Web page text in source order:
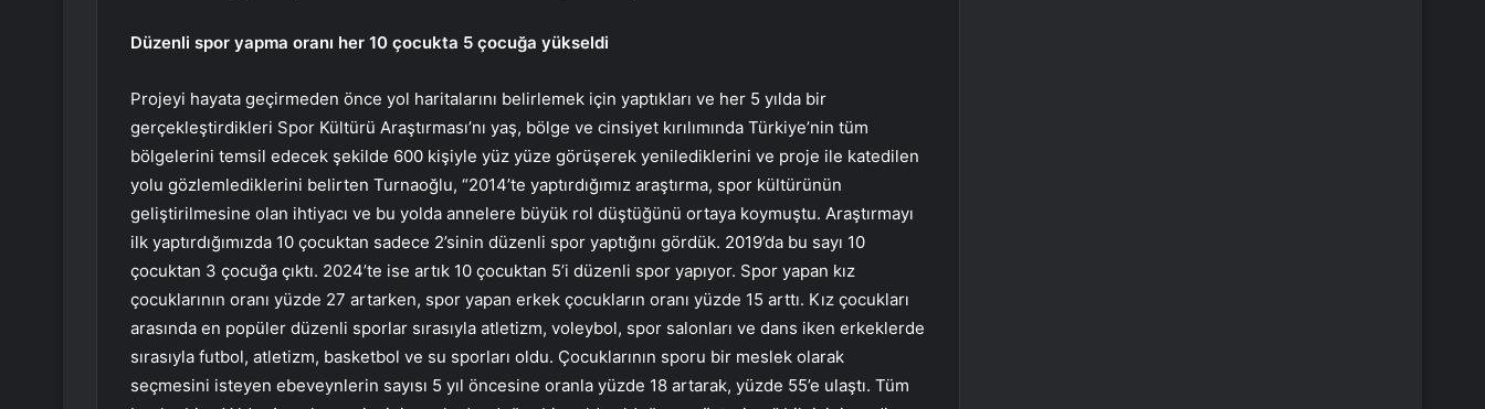
Düzenli spor yapma oranı her 10 çocukta 5 çocuğa yükseldi
Projeyi hayata geçirmeden önce yol haritalarını belirlemek için yaptıkları ve her 5 yılda bir
gerçekleştirdikleri Spor Kültürü Araştırması’nı yaş, bölge ve cinsiyet kırılımında Türkiye’nin tüm
bölgelerini temsil edecek şekilde 600 kişiyle yüz yüze görüşerek yenilediklerini ve proje ile katedilen
yolu gözlemlediklerini belirten Turnaoğlu, “2014’te yaptırdığımız araştırma, spor kültürünün
geliştirilmesine olan ihtiyacı ve bu yolda annelere büyük rol düştüğünü ortaya koymuştu. Araştırmayı
ilk yaptırdığımızda 10 çocuktan sadece 2’sinin düzenli spor yaptığını gördük. 2019’da bu sayı 10
çocuktan 3 çocuğa çıktı. 2024’te ise artık 10 çocuktan 5’i düzenli spor yapıyor. Spor yapan kız
çocuklarının oranı yüzde 27 artarken, spor yapan erkek çocukların oranı yüzde 15 arttı. Kız çocukları
arasında en popüler düzenli sporlar sırasıyla atletizm, voleybol, spor salonları ve dans iken erkeklerde
sırasıyla futbol, atletizm, basketbol ve su sporları oldu. Çocuklarının sporu bir meslek olarak
seçmesini isteyen ebeveynlerin sayısı 5 yıl öncesine oranla yüzde 18 artarak, yüzde 55’e ulaştı. Tüm